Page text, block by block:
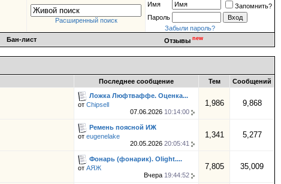
Расширенный поиск
Имя
Запомнить?
Пароль
Забыли пароль?
Бан-лист Отзывы new
Последнее сообщение Тем Сообщений
Ложка Люфтваффе. Оценка...
от Chipsell
07.06.2026 10:14:00
1,986 9,868
Ремень поясной ИЖ
от eugenelake
20.05.2026 20:05:41
1,341 5,277
Фонарь (фонарик). Olight....
от АЯЖ
Вчера 19:44:52
7,805 35,009